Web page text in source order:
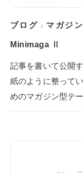
ブログ / マガジン
Minimaga Ⅱ
記事を書いて公開
紙のように整って
めのマガジン型テ